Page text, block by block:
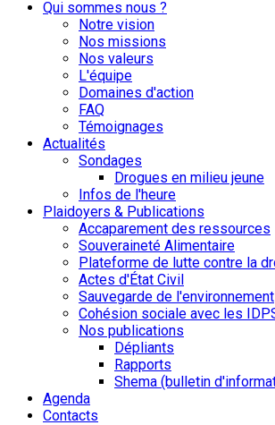
Qui sommes nous ?
Notre vision
Nos missions
Nos valeurs
L'équipe
Domaines d'action
FAQ
Témoignages
Actualités
Sondages
Drogues en milieu jeune
Infos de l'heure
Plaidoyers & Publications
Accaparement des ressources
Souveraineté Alimentaire
Plateforme de lutte contre la
Actes d'État Civil
Sauvegarde de l'environnement
Cohésion sociale avec les
Nos publications
Dépliants
Rapports
Shema (bulletin
Agenda
Contacts